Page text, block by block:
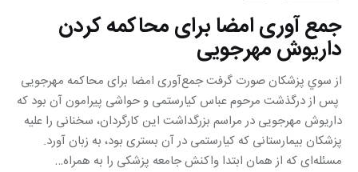
جمع آوری امضا برای محاکمه کردن
داریوش مهرجویی
از سوي پزشكان صورت گرفت جمع‌آوری امضا برای محاکمه مهرجویی
پس از درگذشت مرحوم عباس کیارستمی و حواشی پیرامون آن بود که
داریوش مهرجویی در مراسم بزرگداشت این کارگردان، سخنانی را علیه
پزشکان بیمارستانی که کیارستمی در آن بستری بود، به زبان آورد.
مسئله‌ای که از همان ابتدا واکنش جامعه پزشکی را به همراه…